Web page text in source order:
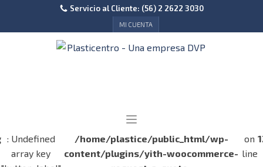
Servicio al Cliente: (56) 2 2622 3030
MI CUENTA
: Undefined
array key
/home/plastice/public_html/wp-
content/plugins/yith-woocommerce-
on
line